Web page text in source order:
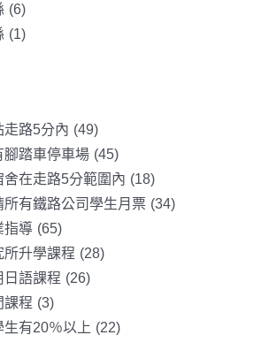
(6)
(1)
走路5分內 (49)
腳踏車停車場 (45)
舍在走路5分範圍內 (18)
所有鐵路公司學生月票 (34)
指導 (65)
所升學課程 (28)
日語課程 (26)
課程 (3)
生有20％以上 (22)